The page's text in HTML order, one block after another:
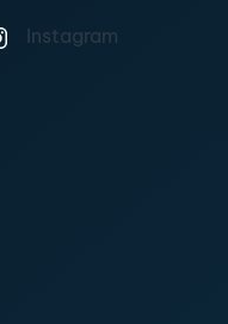
Instagram